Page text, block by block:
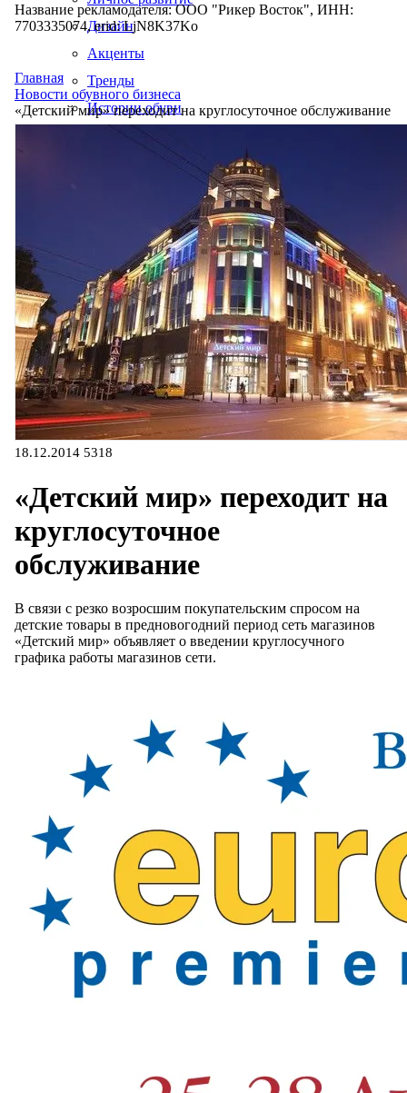
Дизайн
Акценты
Тренды
Истории обуви
Производство
Название рекламодателя: ООО "Рикер Восток", ИНН:
7703335074, erid: LjN8K37Ko
Главная
Новости обувного бизнеса
«Детский мир» переходит на круглосуточное обслуживание
18.12.2014 5318
«Детский мир» переходит на
круглосуточное
обслуживание
В связи с резко возросшим покупательским спросом на
детские товары в предновогодний период сеть магазинов
«Детский мир» объявляет о введении круглосучного
графика работы магазинов сети.